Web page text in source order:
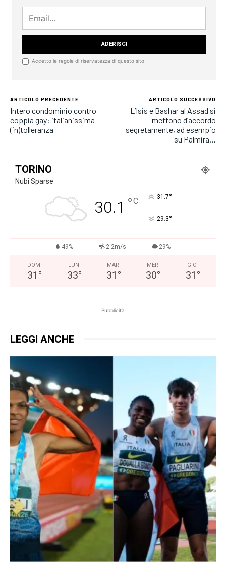
Accetto le regole di riservatezza di questo sito
ARTICOLO PRECEDENTE
Intero condominio contro
coppia gay: italianissima
(in)tolleranza
ARTICOLO SUCCESSIVO
L’Isis e Bashar al Assad si
mettono d’accordo
segretamente, ad esempio
su Palmira…
TORINO
Nubi Sparse
30.1 °C 31.7°
29.3°
49% 2.2m/s 29%
DOM
31 °
LUN
33°
MAR
31 °
MER
30°
GIO
31 °
Pubblicità
LEGGI ANCHE